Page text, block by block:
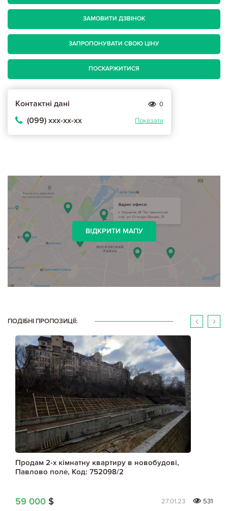
ЗАМОВИТИ ДЗВІНОК
ЗАПРОПОНУВАТИ СВОЮ ЦІНУ
ПОСКАРЖИТИСЯ
Контактні дані 0
(099) ххх-хх-хх Показати
ВІДКРИТИ МАПУ
ПОДІБНІ ПРОПОЗИЦІЇ:
Продам 2-х кімнатну квартиру в новобудові,
Павлово поле, Код: 752098/2
59 000 $ 27.01.23
531